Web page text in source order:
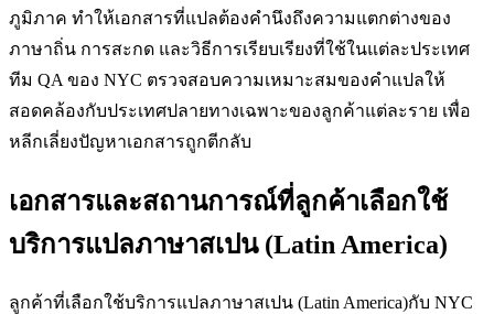
ภูมิภาค ทำให้เอกสารที่แปลต้องคำนึงถึงความแตกต่างของ
ภาษาถิ่น การสะกด และวิธีการเรียบเรียงที่ใช้ในแต่ละประเทศ
ทีม QA ของ NYC ตรวจสอบความเหมาะสมของคำแปลให้
สอดคล้องกับประเทศปลายทางเฉพาะของลูกค้าแต่ละราย เพื่อ
หลีกเลี่ยงปัญหาเอกสารถูกตีกลับ
เอกสารและสถานการณ์ที่ลูกค้าเลือกใช้
บริการแปลภาษาสเปน (Latin America)
ลูกค้าที่เลือกใช้บริการแปลภาษาสเปน (Latin America)กับ NYC